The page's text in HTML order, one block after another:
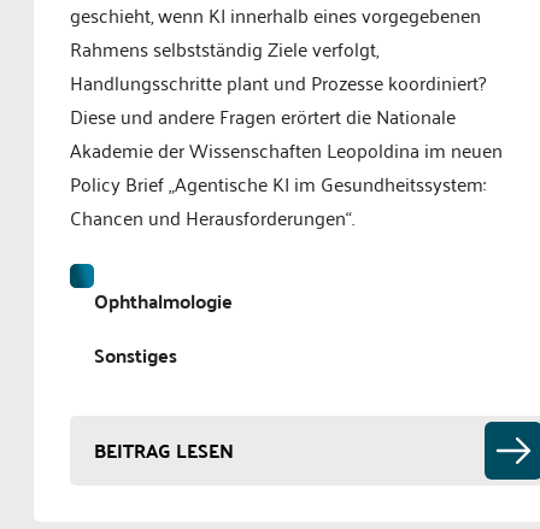
geschieht, wenn KI innerhalb eines vorgegebenen
Rahmens selbstständig Ziele verfolgt,
Handlungsschritte plant und Prozesse koordiniert?
Diese und andere Fragen erörtert die Nationale
Akademie der Wissenschaften Leopoldina im neuen
Policy Brief „Agentische KI im Gesundheitssystem:
Chancen und Herausforderungen“.
Ophthalmologie
Sonstiges
BEITRAG LESEN